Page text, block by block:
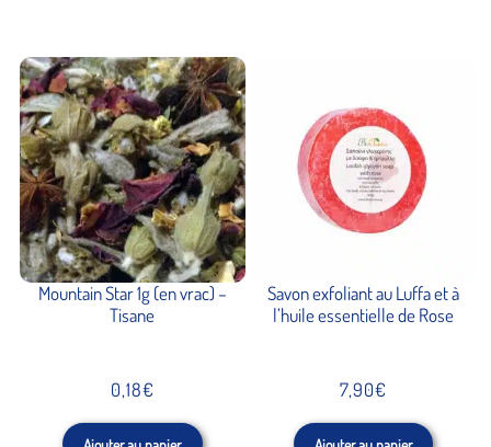
Fermeture Estivale 2026
du 7 au 28 août inclus
Mountain Star 1g (en vrac) –
Tisane
0,18€
Savon exfoliant au Luffa et à
l’huile essentielle de Rose
7,90€